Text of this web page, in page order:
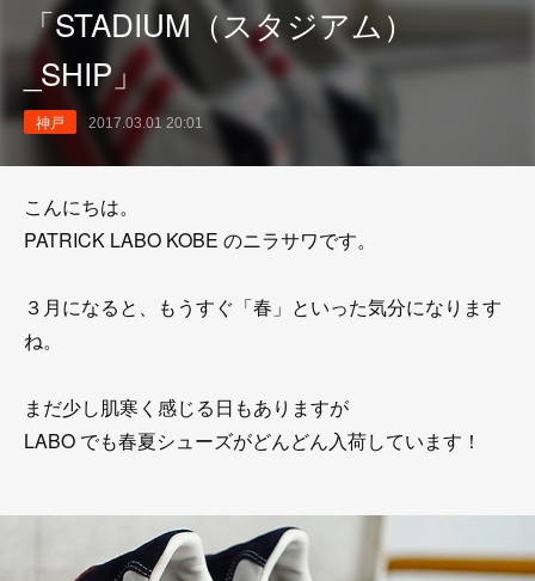
「STADIUM（スタジアム）
_SHIP」
神戸 2017.03.01 20:01
こんにちは。
PATRICK LABO KOBE のニラサワです。
３月になると、もうすぐ「春」といった気分になります
ね。
まだ少し肌寒く感じる日もありますが
LABO でも春夏シューズがどんどん入荷しています！